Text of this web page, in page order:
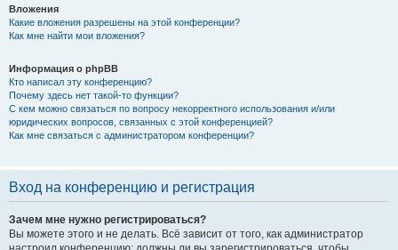
Вложения
Какие вложения разрешены на этой конференции?
Как мне найти мои вложения?
Информация о phpBB
Кто написал эту конференцию?
Почему здесь нет такой-то функции?
С кем можно связаться по вопросу некорректного использования и/или
юридических вопросов, связанных с этой конференцией?
Как мне связаться с администратором конференции?
Вход на конференцию и регистрация
Зачем мне нужно регистрироваться?
Вы можете этого и не делать. Всё зависит от того, как администратор